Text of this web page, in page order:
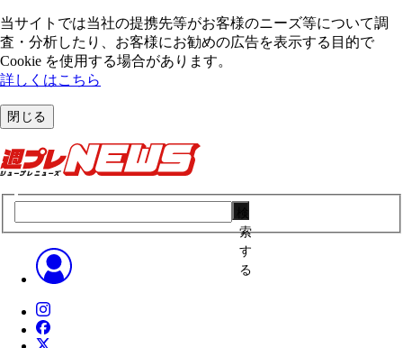
当サイトでは当社の提携先等がお客様のニーズ等について調
査・分析したり、お客様にお勧めの広告を表⽰する⽬的で
Cookie を使⽤する場合があります。
詳しくはこちら
閉じる
索
す
る